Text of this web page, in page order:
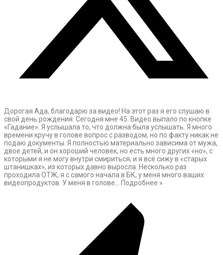
Дорогая Ада, благодарю за видео! На этот раз я его слушаю в
свой день рождения. Сегодня мне 45. Видео выпало по кнопке
«Гадание». Я услышала то, что должна была услышать. Я много
времени кручу в голове вопрос с разводом, но по факту никак не
подаю документы. Я полностью материально зависима от мужа,
двое детей, и он хороший человек, но есть много других «но», с
которыми я не могу внутри смириться, и я всё сижу в «старых
штанишках», из которых давно выросла. Несколько раз
проходила ОТЖ, я с самого начала в БК, у меня много ваших
видеопродуктов. У меня в голове
Подробнее »